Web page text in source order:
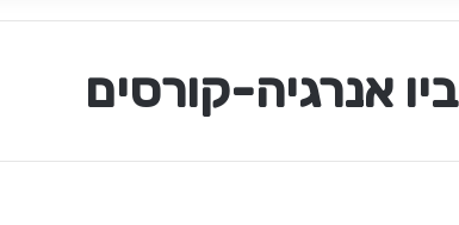
ביו אנרגיה-קורסים